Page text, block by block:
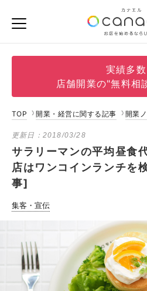
実績多数
店舗開業の"無料相
TOP 開業・経営に関する記事 開業
更新日： 2018/03/28
サラリーマンの平均昼食
店はワンコインランチを
事]
集客・宣伝